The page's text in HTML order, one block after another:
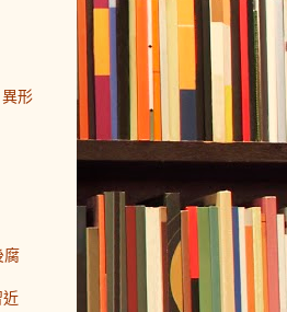
形
腐